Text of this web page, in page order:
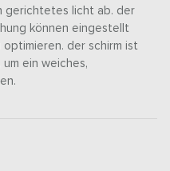
gerichtetes licht ab. der
können eingestellt
der schirm ist
ein weiches,